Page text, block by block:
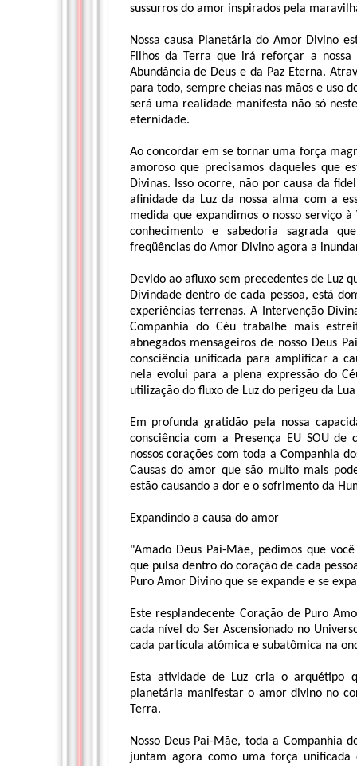
sussurros do amor inspirados pela
Nossa causa Planetária do Amor Divino
Filhos da Terra que irá reforçar a
Abundância de Deus e da Paz Eterna.
para todo, sempre cheias nas mãos e uso
será uma realidade manifesta não só
eternidade.
Ao concordar em se tornar uma força
amoroso que precisamos daqueles que
Divinas. Isso ocorre, não por causa da
afinidade da Luz da nossa alma com a
medida que expandimos o nosso serviço
conhecimento e sabedoria sagrada
freqüências do Amor Divino agora a
Devido ao afluxo sem precedentes de Luz
Divindade dentro de cada pessoa, está
experiências terrenas. A Intervenção
Companhia do Céu trabalhe mais
abnegados mensageiros de nosso Deus
consciência unificada para amplificar a
nela evolui para a plena expressão do
utilização do fluxo de Luz do perigeu da
Em profunda gratidão pela nossa
consciência com a Presença EU SOU
nossos corações com toda a Companhia
Causas do amor que são muito mais
estão causando a dor e o sofrimento da
Expandindo a causa do amor
"Amado Deus Pai-Mãe, pedimos que
que pulsa dentro do coração de cada
Puro Amor Divino que se expande e se
Este resplandecente Coração de Puro
cada nível do Ser Ascensionado no
cada partícula atômica e subatômica na
Esta atividade de Luz cria o arquétipo
planetária manifestar o amor divino no
Terra.
Nosso Deus Pai-Mãe, toda a Companhia
juntam agora como uma força